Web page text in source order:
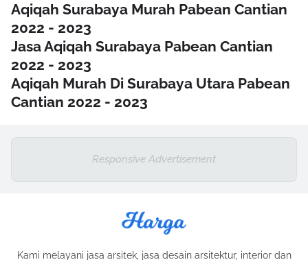
Aqiqah Surabaya Murah Pabean Cantian
2022 - 2023
Jasa Aqiqah Surabaya Pabean Cantian
2022 - 2023
Aqiqah Murah Di Surabaya Utara Pabean
Cantian 2022 - 2023
Responsive Advertisement
Kami melayani jasa arsitek, jasa desain arsitektur, interior dan